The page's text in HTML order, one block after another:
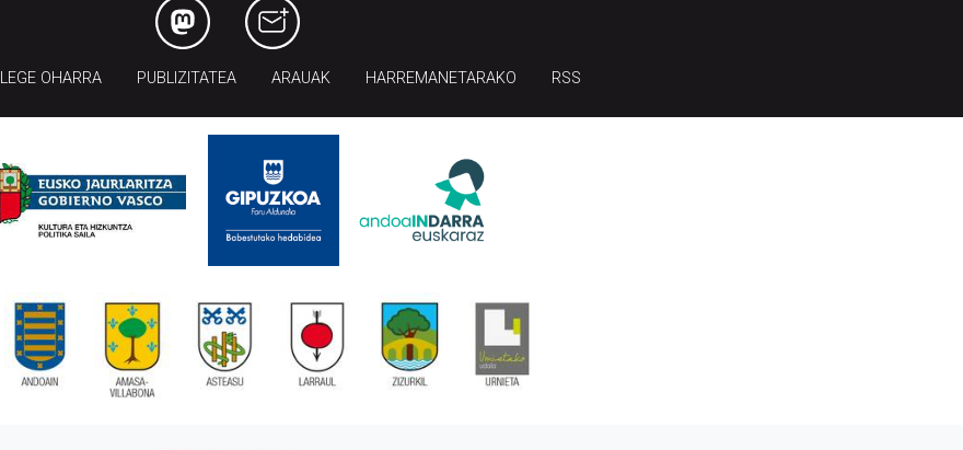
LEGE OHARRA PUBLIZITATEA ARAUAK HARREMANETARAKO RSS